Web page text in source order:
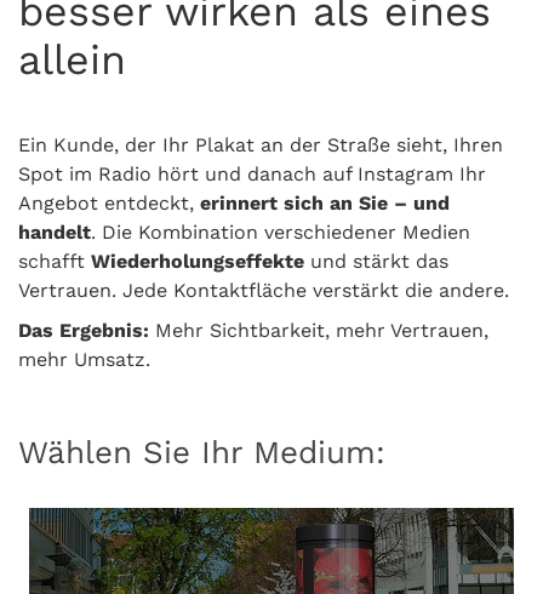
besser wirken als eines
allein
Ein Kunde, der Ihr Plakat an der Straße sieht, Ihren
Spot im Radio hört und danach auf Instagram Ihr
Angebot entdeckt, erinnert sich an Sie – und
handelt. Die Kombination verschiedener Medien
schafft Wiederholungseffekte und stärkt das
Vertrauen. Jede Kontaktfläche verstärkt die andere.
Das Ergebnis: Mehr Sichtbarkeit, mehr Vertrauen,
mehr Umsatz.
Wählen Sie Ihr Medium: